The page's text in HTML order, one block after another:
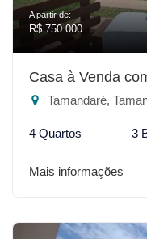
A partir de:
R$ 750.000
Casa à Venda
Tamandaré,
4 Quartos 3
Mais informações